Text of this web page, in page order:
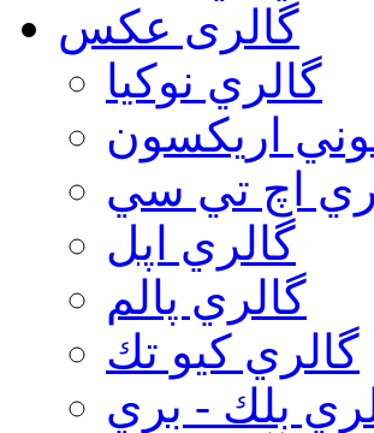
گالری عکس
گالري نوكيا
اريكسون
اچ تي سي
گالري اپل
گالري پالم
گالري كيو تك
بلك - بري